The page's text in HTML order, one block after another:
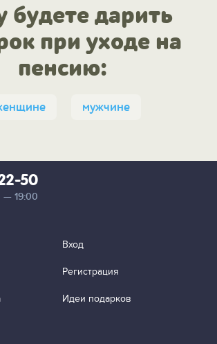
будете дарить
при уходе на
пенсию:
мужчине
50
— 19:00
Вход
Регистрация
Идеи подарков